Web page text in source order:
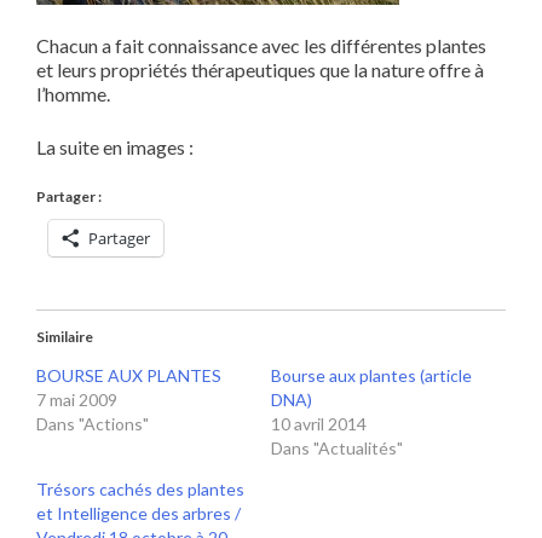
Chacun a fait connaissance avec les différentes plantes
et leurs propriétés thérapeutiques que la nature offre à
l’homme.
La suite en images :
Partager :
Partager
Similaire
BOURSE AUX PLANTES
7 mai 2009
Dans "Actions"
Bourse aux plantes (article
DNA)
10 avril 2014
Dans "Actualités"
Trésors cachés des plantes
et Intelligence des arbres /